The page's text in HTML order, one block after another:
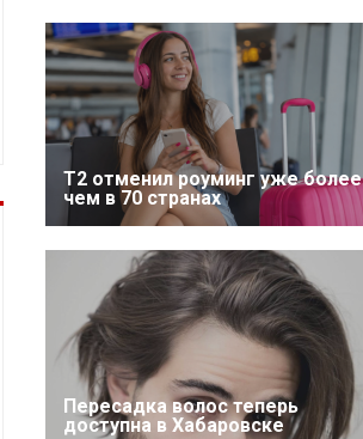
Т2 отменил роуминг уже более
чем в 70 странах
Пересадка волос теперь
доступна в Хабаровске